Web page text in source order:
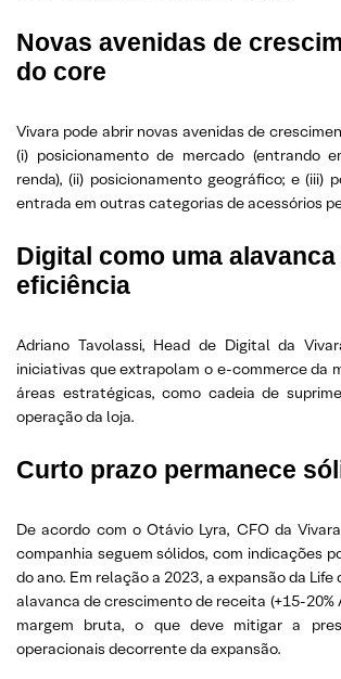
Novas avenidas de
do core
Vivara pode abrir novas avenidas de
(i) posicionamento de mercado (entrando
renda), (ii) posicionamento geográfico; e (iii)
entrada em outras categorias de acessórios
Digital como uma alavanca
eficiência
Adriano Tavolassi, Head de Digital da
iniciativas que extrapolam o e-commerce da
áreas estratégicas, como cadeia de
operação da loja.
Curto prazo permanece
De acordo com o Otávio Lyra, CFO da
companhia seguem sólidos, com indicações
do ano. Em relação a 2023, a expansão da Life
alavanca de crescimento de receita (+15-20%
margem bruta, o que deve mitigar a
operacionais decorrente da expansão.